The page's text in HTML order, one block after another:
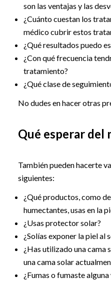
son las ventajas y las
¿Cuánto cuestan los
médico cubrir estos
¿Qué resultados puedo
¿Con qué frecuencia
tratamiento?
¿Qué clase de
No dudes en hacer otras
Qué esperar del
También pueden hacerte
siguientes:
¿Qué productos, como
humectantes, usas en la
¿Usas protector solar?
¿Solías exponer la piel al
¿Has utilizado una cama
una cama solar
¿Fumas o fumaste alguna